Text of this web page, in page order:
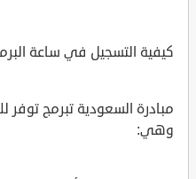
كيفية التسجيل في ساعة
مبادرة السعودية تبرمج توفر
وهي: